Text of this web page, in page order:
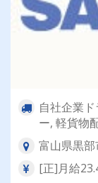
自社企業
ー, 軽貨物
富山県黒部
[正]月給